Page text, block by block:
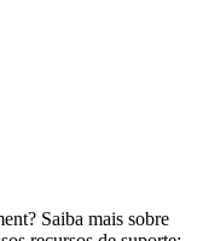
Saiba mais sobre